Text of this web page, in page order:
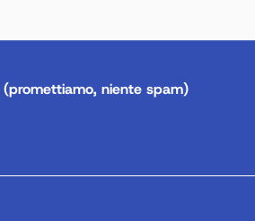
(promettiamo, niente spam)